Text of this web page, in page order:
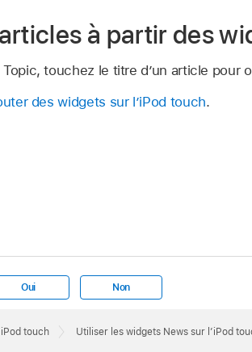
à partir des
touchez le titre d’un article pour
des widgets sur l’iPod touch.
Oui Non
touch Utiliser les widgets News sur l’iPod